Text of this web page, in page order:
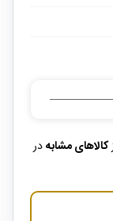
کالاهای مشابهدر